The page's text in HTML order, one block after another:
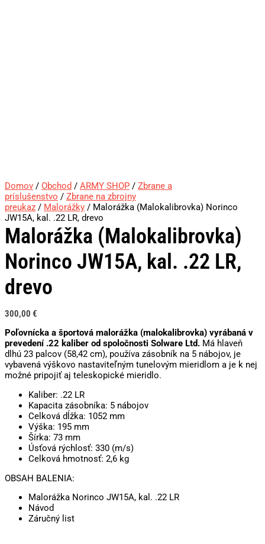
Domov / Obchod / ARMY SHOP / Zbrane a
príslušenstvo / Zbrane na zbrojny
preukaz / Malorážky / Malorážka (Malokalibrovka) Norinco
JW15A, kal. .22 LR, drevo
Malorážka (Malokalibrovka)
Norinco JW15A, kal. .22 LR,
drevo
300,00 €
Poľovnícka a športová malorážka (malokalibrovka) vyrábaná v
prevedení .22 kaliber od spoločnosti Solware Ltd. Má hlaveň
dlhú 23 palcov (58,42 cm), používa zásobník na 5 nábojov, je
vybavená výškovo nastaviteľným tunelovým mieridlom a je k nej
možné pripojiť aj teleskopické mieridlo.
Kaliber: .22 LR
Kapacita zásobníka: 5 nábojov
Celková dĺžka: 1052 mm
Výška: 195 mm
Šírka: 73 mm
Úsťová rýchlosť: 330 (m/s)
Celková hmotnosť: 2,6 kg
OBSAH BALENIA:
Malorážka Norinco JW15A, kal. .22 LR
Návod
Záručný list